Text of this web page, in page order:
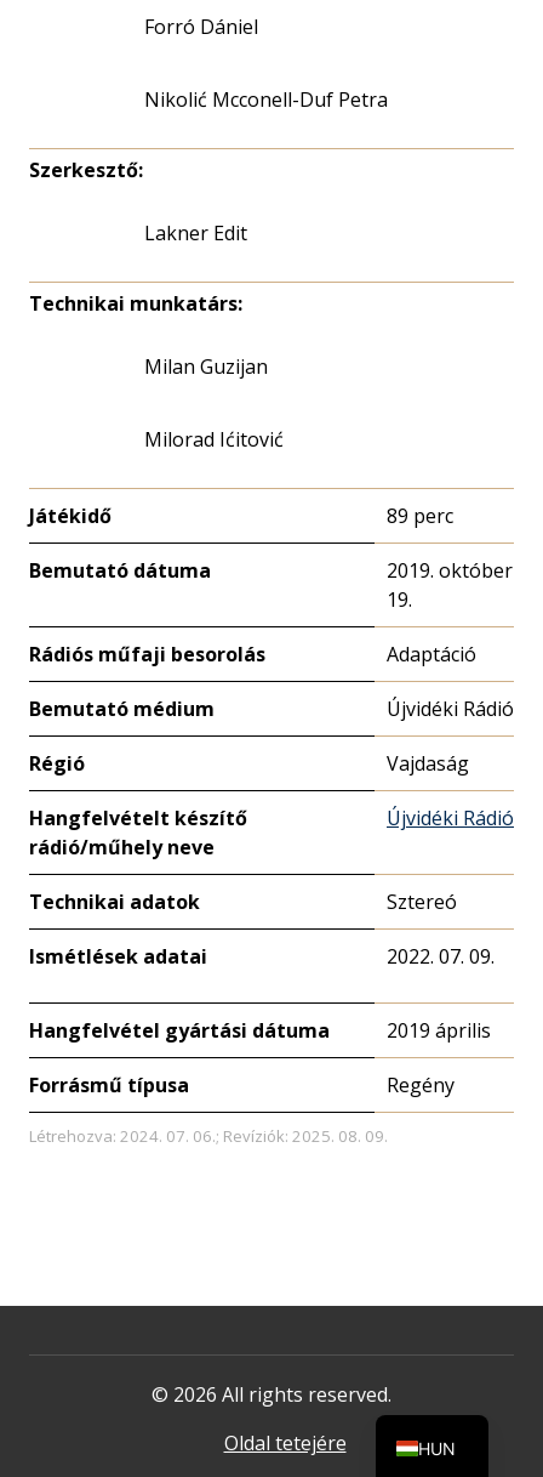
Forró Dániel
Nikolić Mcconell-Duf Petra
Szerkesztő:
Lakner Edit
Technikai munkatárs:
Milan Guzijan
Milorad Ićitović
Játékidő 89 perc
Bemutató dátuma
2019. október
19.
Rádiós műfaji besorolás Adaptáció
Bemutató médium Újvidéki Rádió
Régió Vajdaság
Hangfelvételt készítő
rádió/műhely neve
Újvidéki Rádió
Technikai adatok Sztereó
Ismétlések adatai 2022. 07. 09.
Hangfelvétel gyártási dátuma 2019 április
Forrásmű típusa Regény
Létrehozva: 2024. 07. 06.; Revíziók: 2025. 08. 09.
© 2026 All rights reserved.
Oldal tetejére
HUN